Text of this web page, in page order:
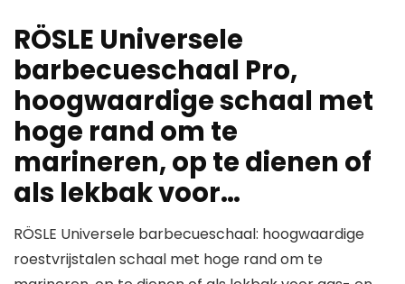
RÖSLE Universele
barbecueschaal Pro,
hoogwaardige schaal met
hoge rand om te
marineren, op te dienen of
als lekbak voor…
RÖSLE Universele barbecueschaal: hoogwaardige
roestvrijstalen schaal met hoge rand om te